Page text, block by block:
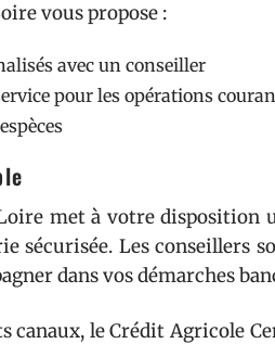
vous propose :
avec un conseiller
pour les opérations
met à votre disposition
sécurisée. Les conseillers
dans vos démarches
canaux, le Crédit Agricole